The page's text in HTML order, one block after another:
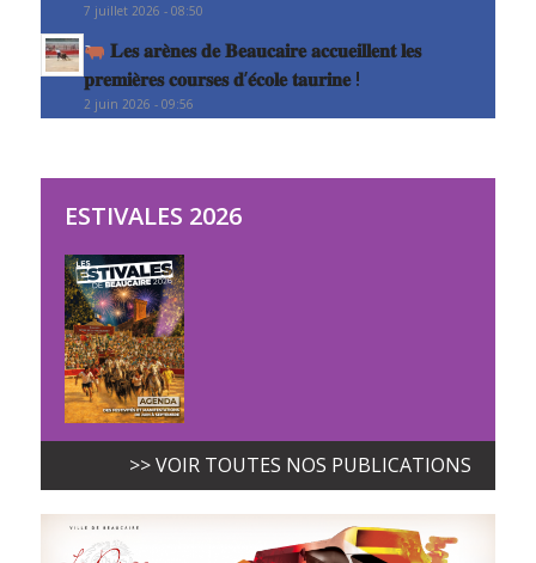
7 juillet 2026 - 08:50
𝐋𝐞𝐬 𝐚𝐫𝐞̀𝐧𝐞𝐬 𝐝𝐞 𝐁𝐞𝐚𝐮𝐜𝐚𝐢𝐫𝐞 𝐚𝐜𝐜𝐮𝐞𝐢𝐥𝐥𝐞𝐧𝐭 𝐥𝐞𝐬
𝐩𝐫𝐞𝐦𝐢𝐞̀𝐫𝐞𝐬 𝐜𝐨𝐮𝐫𝐬𝐞𝐬 𝐝’𝐞́𝐜𝐨𝐥𝐞 𝐭𝐚𝐮𝐫𝐢𝐧𝐞 !
2 juin 2026 - 09:56
ESTIVALES 2026
>> VOIR TOUTES NOS PUBLICATIONS